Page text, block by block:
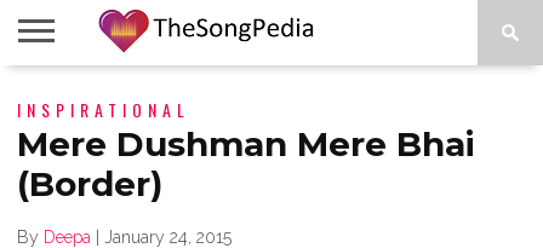
SONG
COLLECTIONS
STARTUPS
PEOPLE
SONGS
PRESS
ABOUT
INSPIRATIONAL
Mere Dushman Mere Bhai
(Border)
By Deepa January 24, 2015